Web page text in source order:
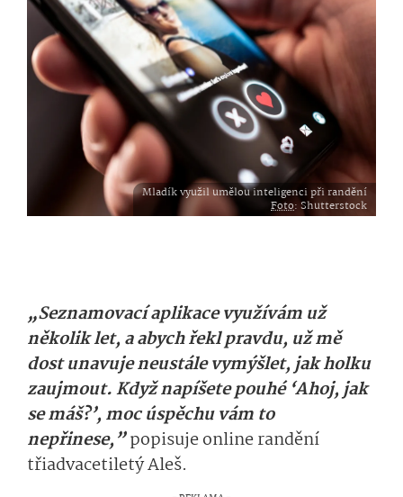
Mladík využil umělou inteligenci při randění
Foto: Shutterstock
„Seznamovací aplikace využívám už
několik let, a abych řekl pravdu, už mě
dost unavuje neustále vymýšlet, jak holku
zaujmout. Když napíšete pouhé ‘Ahoj, jak
se máš?’, moc úspěchu vám to
nepřinese,”popisuje online randění
třiadvacetile­tý Aleš.